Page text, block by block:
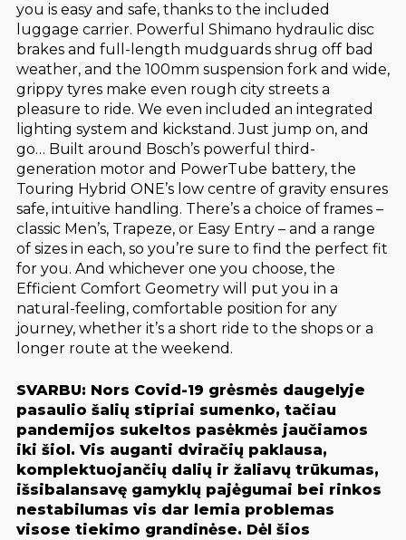
you is easy and safe, thanks to the included
luggage carrier. Powerful Shimano hydraulic disc
brakes and full-length mudguards shrug off bad
weather, and the 100mm suspension fork and wide,
grippy tyres make even rough city streets a
pleasure to ride. We even included an integrated
lighting system and kickstand. Just jump on, and
go… Built around Bosch’s powerful third-
generation motor and PowerTube battery, the
Touring Hybrid ONE’s low centre of gravity ensures
safe, intuitive handling. There’s a choice of frames –
classic Men’s, Trapeze, or Easy Entry – and a range
of sizes in each, so you’re sure to find the perfect fit
for you. And whichever one you choose, the
Efficient Comfort Geometry will put you in a
natural-feeling, comfortable position for any
journey, whether it’s a short ride to the shops or a
longer route at the weekend.
SVARBU: Nors Covid-19 grėsmės daugelyje
pasaulio šalių stipriai sumenko, tačiau
pandemijos sukeltos pasėkmės jaučiamos
iki šiol. Vis auganti dviračių paklausa,
komplektuojančių dalių ir žaliavų trūkumas,
išsibalansavę gamyklų pajėgumai bei rinkos
nestabilumas vis dar lemia problemas
visose tiekimo grandinėse. Dėl šios